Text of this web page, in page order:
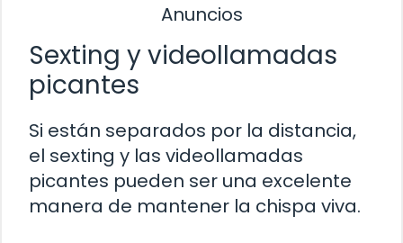
Anuncios
Sexting y videollamadas
picantes
Si están separados por la distancia,
el sexting y las videollamadas
picantes pueden ser una excelente
manera de mantener la chispa viva.